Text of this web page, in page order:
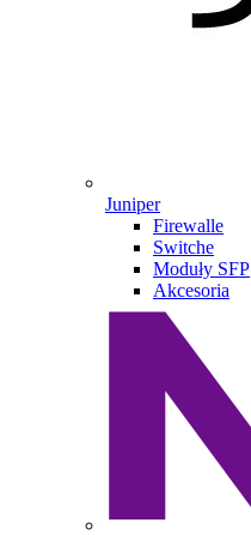
Juniper
Firewalle
Switche
Moduły SFP
Akcesoria